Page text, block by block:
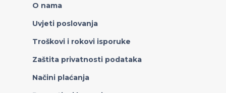
O nama
Uvjeti poslovanja
Troškovi i rokovi isporuke
Zaštita privatnosti podataka
Načini plaćanja